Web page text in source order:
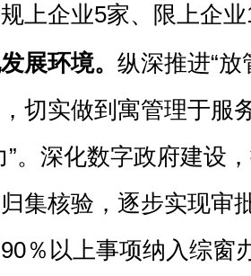
上企业5家、限上企
展环境。 纵深推进“放
切实做到寓管理于服
”。深化数字政府建设
集核验，逐步实现审
％以上事项纳入综窗